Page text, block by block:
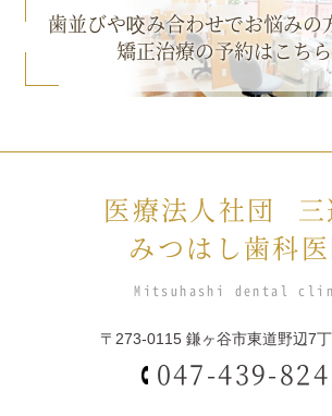
歯並びや咬み合わせでお悩みの
矯正治療の予約はこち
医療法人社団
みつはし歯科
Mitsuhashi dental
〒273-0115 鎌ヶ谷市東道野辺7
047-439-